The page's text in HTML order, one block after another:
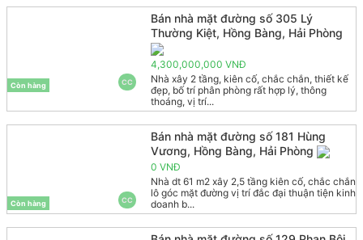
CC
Còn hàng
Bán nhà mặt đường số 305 Lý
Thường Kiệt, Hồng Bàng, Hải Phòng
4,300,000,000 VNĐ
Nhà xây 2 tầng, kiên cố, chắc chắn, thiết kế
đẹp, bố trí phân phòng rất hợp lý, thông
thoáng, vị trí...
CC
Còn hàng
Bán nhà mặt đường số 181 Hùng
Vương, Hồng Bàng, Hải Phòng
0 VNĐ
Nhà dt 61 m2 xây 2,5 tầng kiên cố, chắc chắn
lô góc mặt đường vị trí đắc đại thuận tiện kinh
doanh b...